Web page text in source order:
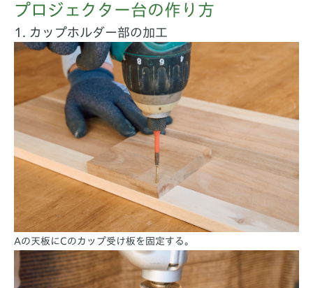
プロジェクター台の作り方
1. カップホルダー部の加工
Aの天板にCのカップ受け板を固定する。